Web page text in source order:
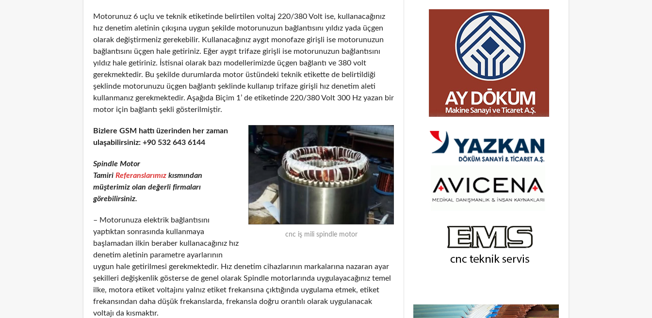
Motorunuz 6 uçlu ve teknik etiketinde belirtilen voltaj 220/380 Volt ise, kullanacağınız
hız denetim aletinin çıkışına uygun şekilde motorunuzun bağlantısını yıldız yada üçgen
olarak değiştirmeniz gerekebilir. Kullanacağınız aygıt monofaze girişli ise motorunuzun
bağlantısını üçgen hale getiriniz. Eğer aygıt trifaze girişli ise motorunuzun bağlantısını
yıldız hale getiriniz. İstisnai olarak bazı modellerimizde üçgen bağlantı ve 380 volt
gerekmektedir. Bu şekilde durumlarda motor üstündeki teknik etikette de belirtildiği
şeklinde motorunuzu üçgen bağlantı şeklinde kullanıp trifaze girişli hız denetim aleti
kullanmanız gerekmektedir. Aşağıda Biçim 1’ de etiketinde 220/380 Volt 300 Hz yazan bir
motor için bağlantı şekli gösterilmiştir.
cnc iş mili spindle motor
Bizlere GSM hattı üzerinden her zaman
ulaşabilirsiniz: +90 532 643 6144
Spindle Motor
Tamiri Referanslarımız kısmından
müşterimiz olan değerli firmaları
görebilirsiniz.
– Motorunuza elektrik bağlantısını
yaptıktan sonrasında kullanmaya
başlamadan ilkin beraber kullanacağınız hız
denetim aletinin parametre ayarlarının
uygun hale getirilmesi gerekmektedir. Hız denetim cihazlarının markalarına nazaran ayar
şekilleri değişkenlik gösterse de genel olarak Spindle motorlarında uygulayacağınız temel
ilke, motora etiket voltajını yalnız etiket frekansına çıktığında uygulama etmek, etiket
frekansından daha düşük frekanslarda, frekansla doğru orantılı olarak uygulanacak
voltajı da kısmaktır.